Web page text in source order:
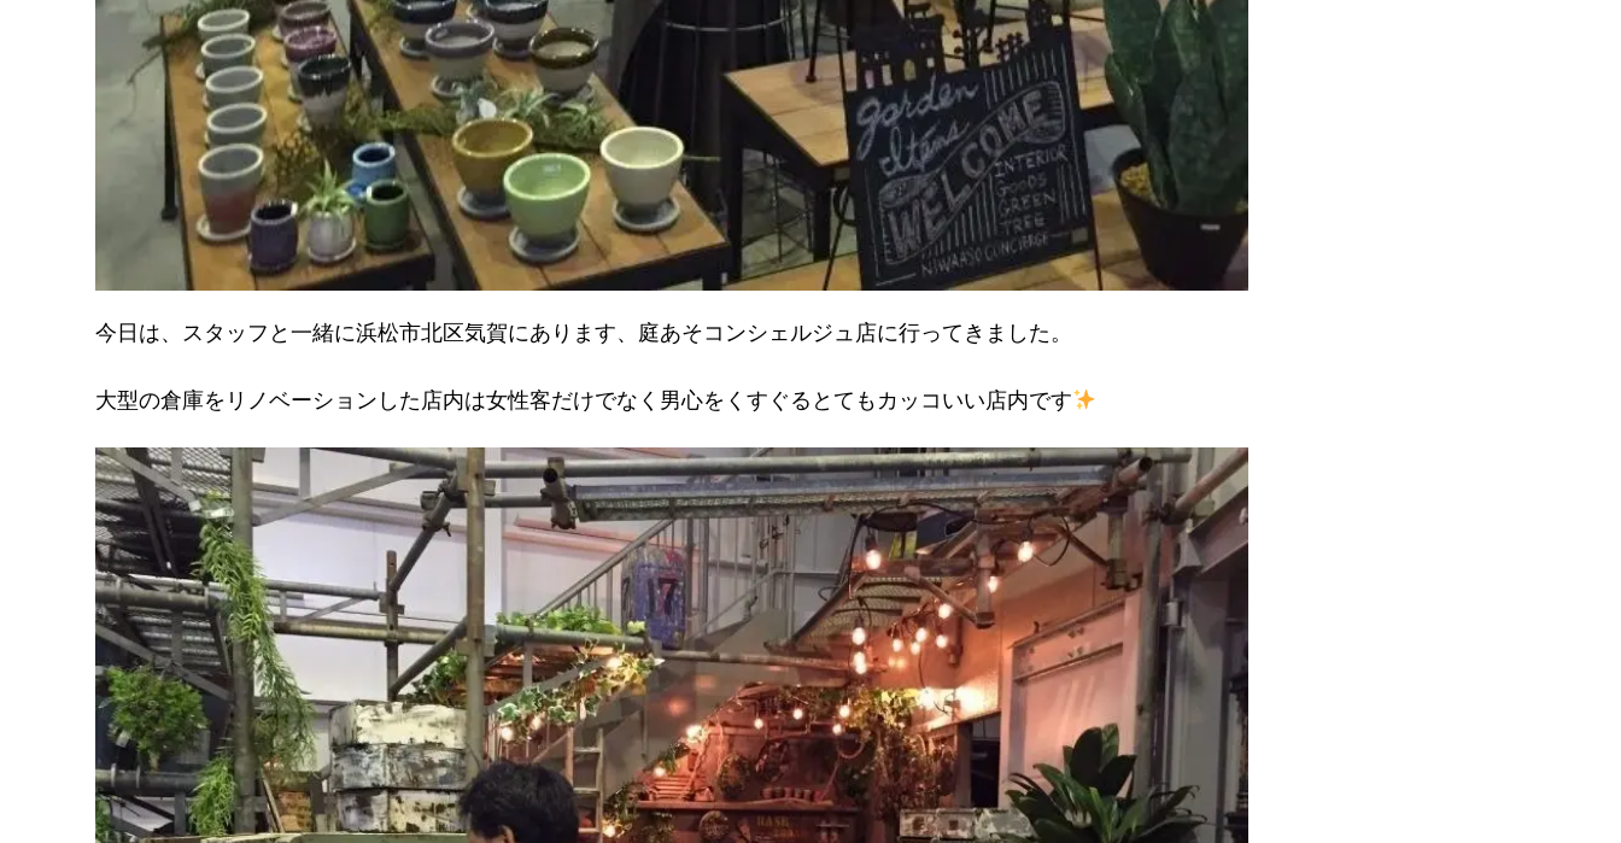
今日は、スタッフと一緒に浜松市北区気賀にあります、庭あそコンシェルジュ店に行ってきました。
大型の倉庫をリノベーションした店内は女性客だけでなく男心をくすぐるとてもカッコいい店内です